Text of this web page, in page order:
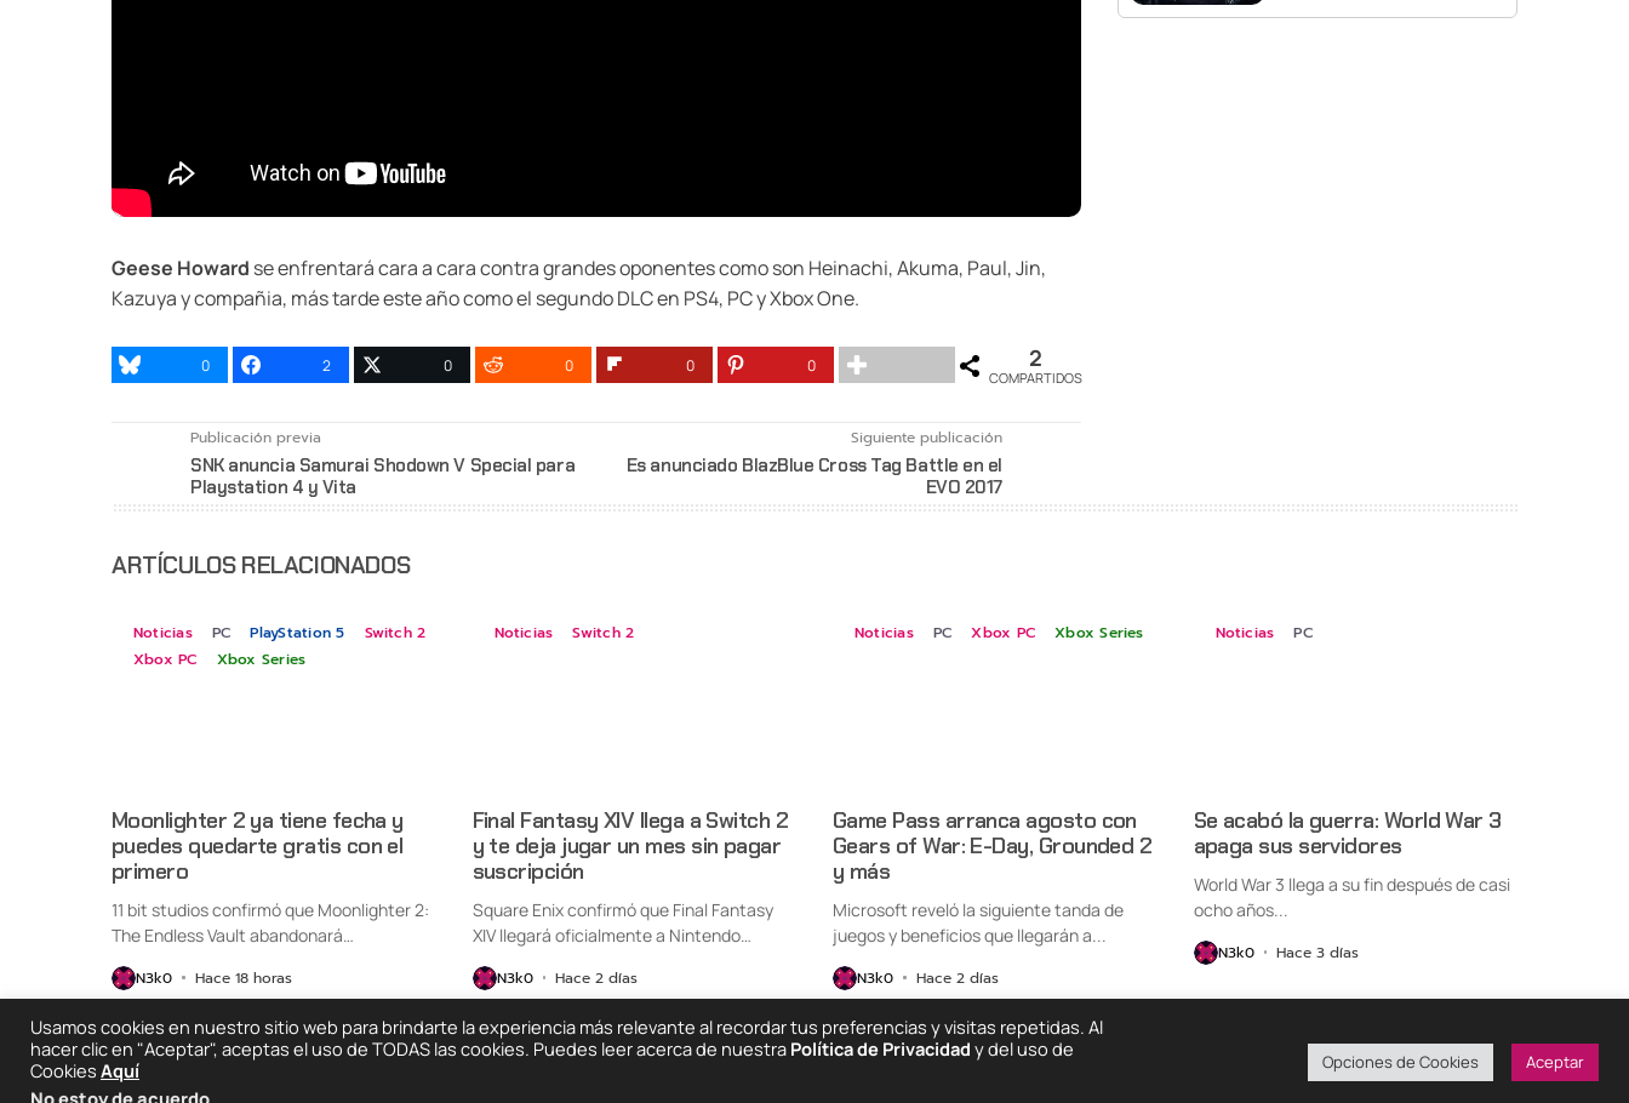
Geese Howard se enfrentará cara a cara contra grandes oponentes como son Heinachi, Akuma, Paul, Jin,
Kazuya y compañia, más tarde este año como el segundo DLC en PS4, PC y Xbox One.
0 2 0 0 0 0 2
COMPARTIDOS
Publicación previa
SNK anuncia Samurai Shodown V Special para
Playstation 4 y Vita
Siguiente publicación
Es anunciado BlazBlue Cross Tag Battle en el
EVO 2017
ARTÍCULOS RELACIONADOS
Noticias PC PlayStation 5
Switch 2
Xbox PC
Xbox Series
Moonlighter 2 ya tiene fecha y
puedes quedarte gratis con el
primero
11 bit studios confirmó que Moonlighter 2:
The Endless Vault abandonará
N3k0 Hace 18 horas
Noticias Switch 2
Final Fantasy XIV llega a Switch 2
y te deja jugar un mes sin pagar
suscripción
Square Enix confirmó que Final Fantasy
XIV llegará oficialmente a Nintendo
N3k0 Hace 2 días
Noticias PC Xbox PC Xbox Series
Game Pass arranca agosto con
Gears of War: E-Day, Grounded 2
y más
Microsoft reveló la siguiente tanda de
juegos y beneficios que llegarán a...
N3k0 Hace 2 días
Noticias PC
Se acabó la guerra: World War 3
apaga sus servidores
World War 3 llega a su fin después de casi
ocho años...
N3k0 Hace 3 días
2025 © Degeneraciónx.com | Anime, Games & Nothing Else Políticas De Privacidad¡Colabora!
Usamos cookies en nuestro sitio web para brindarte la experiencia más relevante al recordar tus preferencias y visitas repetidas. Al
hacer clic en "Aceptar", aceptas el uso de TODAS las cookies. Puedes leer acerca de nuestra Política de Privacidad y del uso de
Cookies Aquí
No estoy de acuerdo
Opciones de Cookies Aceptar